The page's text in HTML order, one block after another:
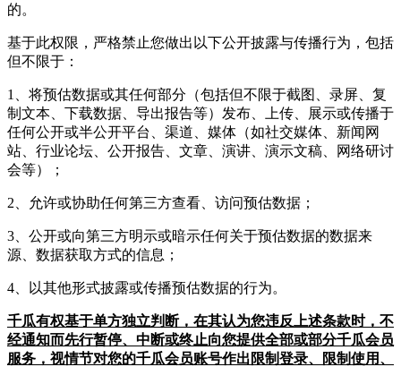
的。
基于此权限，严格禁止您做出以下公开披露与传播行为，包括
但不限于：
1、将预估数据或其任何部分（包括但不限于截图、录屏、复
制文本、下载数据、导出报告等）发布、上传、展示或传播于
任何公开或半公开平台、渠道、媒体（如社交媒体、新闻网
站、行业论坛、公开报告、文章、演讲、演示文稿、网络研讨
会等）；
2、允许或协助任何第三方查看、访问预估数据；
3、公开或向第三方明示或暗示任何关于预估数据的数据来
源、数据获取方式的信息；
4、以其他形式披露或传播预估数据的行为。
千瓜有权基于单方独立判断，在其认为您违反上述条款时，不
经通知而先行暂停、中断或终止向您提供全部或部分千瓜会员
服务，视情节对您的千瓜会员账号作出限制登录、限制使用、